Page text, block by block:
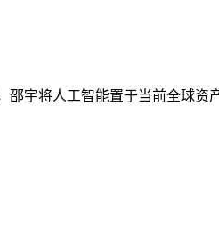
宇将人工智能置于当前全球